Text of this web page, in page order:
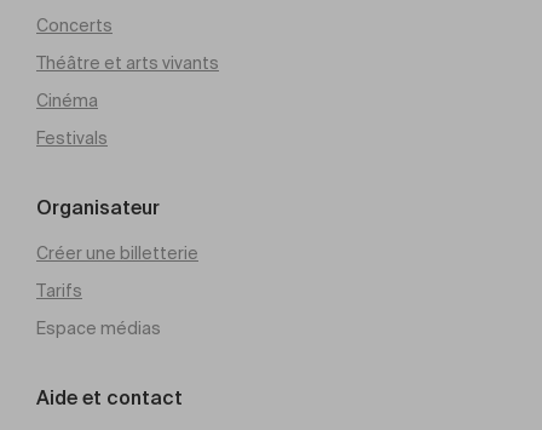
Concerts
Théâtre et arts vivants
Cinéma
Festivals
Organisateur
Créer une billetterie
Tarifs
Espace médias
Aide et contact